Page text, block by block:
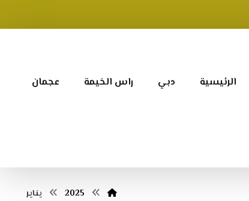
الرئيسية دبي راس الخيمة عجمان
2025 يناير